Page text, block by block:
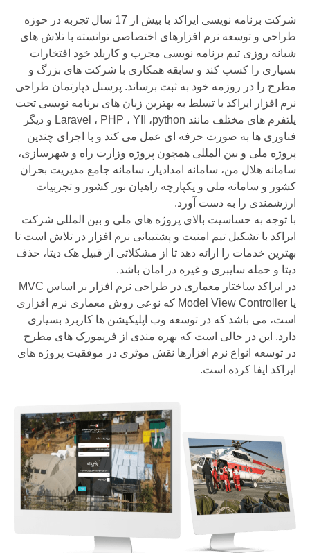
شرکت برنامه نویسی ایراکد با بیش از 17 سال تجربه در حوزه
طراحی و توسعه نرم افزارهای اختصاصی توانسته با تلاش های
شبانه روزی تیم برنامه نویسی مجرب و کاربلد خود افتخارات
بسیاری را کسب کند و سابقه همکاری با شرکت های بزرگ و
مطرح را در روزمه خود به ثبت برساند. پرسنل دپارتمان طراحی
نرم افزار ایراکد با تسلط به بهترین زبان های برنامه نویسی تحت
پلتفرم های مختلف مانند Laravel ، PHP ، YII ،python و دیگر
فناوری ها به صورت حرفه ای عمل می کند و با اجرای چندین
پروژه ملی و بین المللی همچون پروژه وزارت راه و شهرسازی،
سامانه هلال من، سامانه امدادیار، سامانه جامع مدیریت بحران
کشور و سامانه ملی و یکپارچه راهیان نور کشور و تجربیات
ارزشمندی را به دست آورد.
با توجه به حساسیت بالای پروژه های ملی و بین المللی شرکت
ایراکد با تشکیل تیم امنیت و پشتیبانی نرم افزار در تلاش است تا
بهترین خدمات را ارائه دهد تا از مشکلاتی از قبیل هک دیتا، حذف
دیتا و حمله سایبری و غیره در امان باشد.
در ایراکد ساختار معماری در طراحی نرم افزار بر اساس MVC
یا Model View Controller که نوعی روش معماری نرم افزاری
است، می باشد که در توسعه وب اپلیکیشن ها کاربرد بسیاری
دارد. این در حالی است که بهره مندی از فریمورک های مطرح
در توسعه انواع نرم افزارها نقش موثری در موفقیت پروژه های
ایراکد ایفا کرده است.